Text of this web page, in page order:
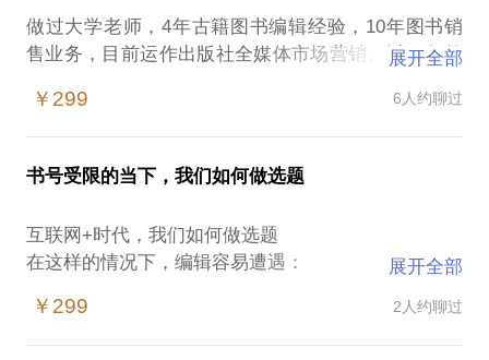
做过大学老师，4年古籍图书编辑经验，10年图书销
售业务，目前运作出版社全媒体市场营销。以16年的
全程策划参与以下营销活动：康震、马未都、倪萍等
步发行暨后续24史系列修订本营销；第二届伯鸿书香
奖系列活动全程策划；首届二届中华书局4·23读者开
个人体会：成功来自知识积累、诗性想象和实战经
验。
可以从以下方面为图书出版从业者提供专业建议：
展开全部
￥299 6人约聊过
书号受限的当下，我们如何做选题
互联网+时代，我们如何做选题
在这样的情况下，编辑容易遭遇：
选题怎样吸引人；
展开全部
￥299 2人约聊过